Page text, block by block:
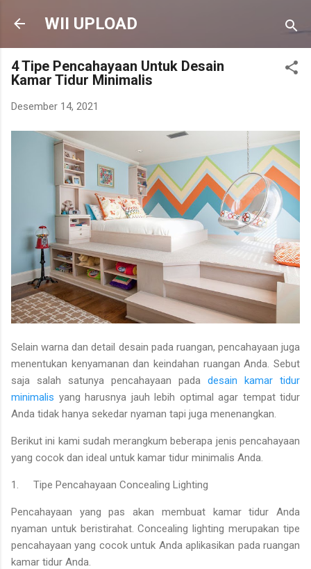
Langsung ke konten utama
WII UPLOAD
4 Tipe Pencahayaan Untuk Desain
Kamar Tidur Minimalis
Desember 14, 2021
Selain warna dan detail desain pada ruangan, pencahayaan juga
menentukan kenyamanan dan keindahan ruangan Anda. Sebut
saja salah satunya pencahayaan pada desain kamar tidur
minimalis yang harusnya jauh lebih optimal agar tempat tidur
Anda tidak hanya sekedar nyaman tapi juga menenangkan.
Berikut ini kami sudah merangkum beberapa jenis pencahayaan
yang cocok dan ideal untuk kamar tidur minimalis Anda.
1. Tipe Pencahayaan Concealing Lighting
Pencahayaan yang pas akan membuat kamar tidur Anda
nyaman untuk beristirahat. Concealing lighting merupakan tipe
pencahayaan yang cocok untuk Anda aplikasikan pada ruangan
kamar tidur Anda.